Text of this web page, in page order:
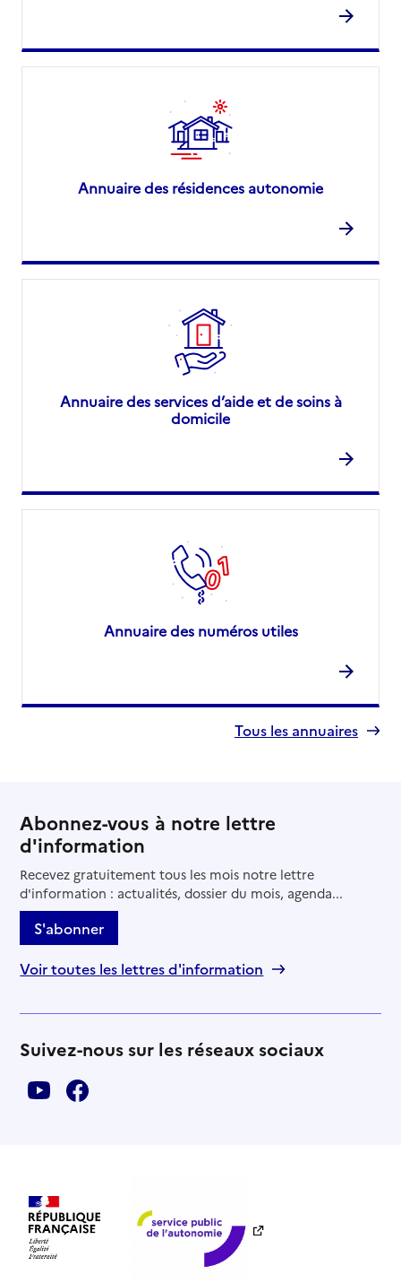
Annuaire des résidences autonomie
Annuaire des services d’aide et de soins à
domicile
Annuaire des numéros utiles
Tous les annuaires
Abonnez-vous à notre lettre
d'information
Recevez gratuitement tous les mois notre lettre
d'information : actualités, dossier du mois, agenda...
S'abonner
Voir toutes les lettres d'information
Suivez-nous sur les réseaux sociaux